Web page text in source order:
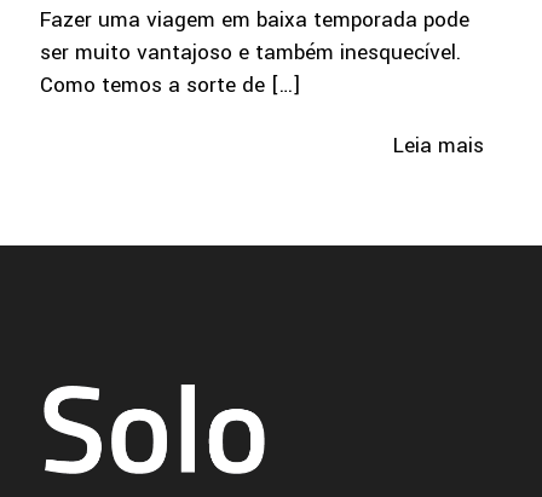
Fazer uma viagem em baixa temporada pode
ser muito vantajoso e também inesquecível.
Como temos a sorte de […]
Leia mais